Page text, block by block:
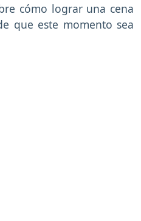
cómo lograr una cena
que este momento sea